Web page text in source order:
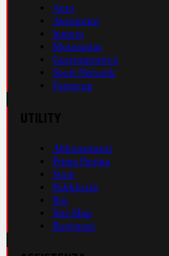
Auto
Autosprint
Inmoto
Motosprint
Guerinsportivo
Sport Network
Fantacup
Abbonamenti
Prima Pagina
Store
Pubblicità
Rss
Site Map
Registrati